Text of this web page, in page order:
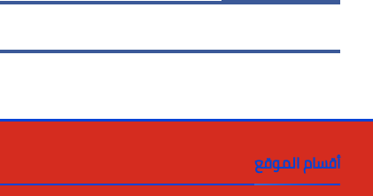
أقسام الموقع